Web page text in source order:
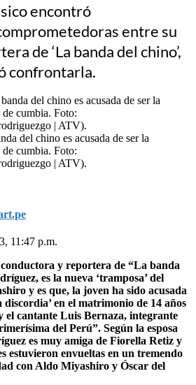
encontró
entre su
de ‘La banda del chino’,
confrontarla.
del chino es acusada de ser la
de cumbia. Foto:
| ATV).
11:47 p.m.
y reportera de “La banda
es la nueva ‘tramposa’ del
y es que, la joven ha sido acusada
discordia’ en el matrimonio de 14 años
el cantante Luis Bernaza, integrante
del Perú”. Según la esposa
es muy amiga de Fiorella Retiz y
estuvieron envueltas en un tremendo
con Aldo Miyashiro y Óscar del